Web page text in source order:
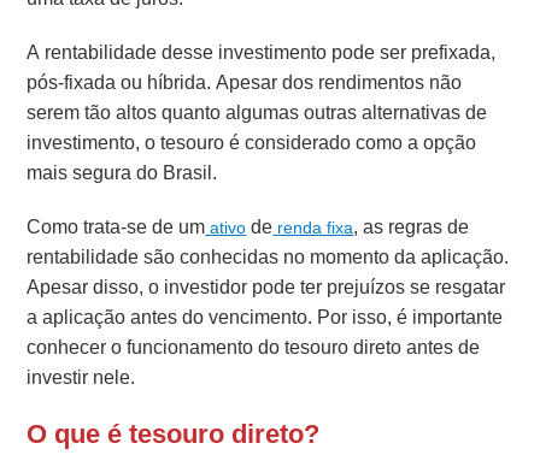
A rentabilidade desse investimento pode ser prefixada,
pós-fixada ou híbrida. Apesar dos rendimentos não
serem tão altos quanto algumas outras alternativas de
investimento, o tesouro é considerado como a opção
mais segura do Brasil.
Como trata-se de um ativo de renda fixa, as regras de
rentabilidade são conhecidas no momento da aplicação.
Apesar disso, o investidor pode ter prejuízos se resgatar
a aplicação antes do vencimento. Por isso, é importante
conhecer o funcionamento do tesouro direto antes de
investir nele.
O que é tesouro direto?